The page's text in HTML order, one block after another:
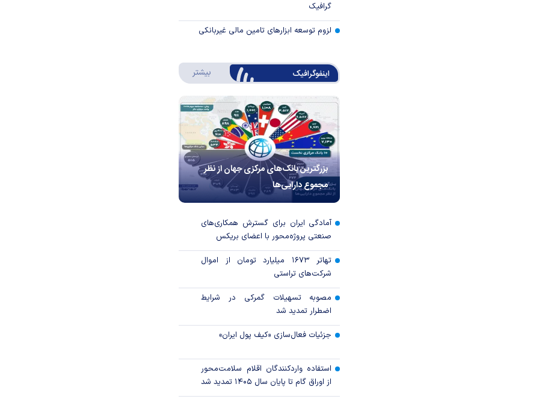
گرافیک
لزوم توسعه ابزارهای تامین مالی غیربانکی
اینفوگرافیک بیشتر درباره اینفوگرافیک
بزرگترین بانک‌های مرکزی جهان از نظر
مجموع دارایی‌ها
آمادگی ایران برای گسترش همکاری‌های
صنعتی پروژه‌محور با اعضای بریکس
تهاتر ۱۶۷۳ میلیارد تومان از اموال
شرکت‌های تراستی
مصوبه تسهیلات گمرکی در شرایط
اضطرار تمدید شد
جزئیات فعال‌سازی «کیف پول ایران»
استفاده واردکنندگان اقلام سلامت‌محور
از اوراق گام تا پایان سال ۱۴۰۵ تمدید شد